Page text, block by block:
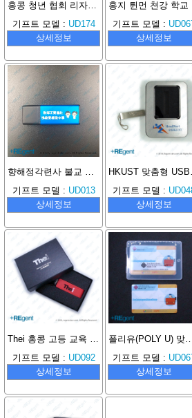
홍콩 청년 협회 리자오지 서원
기프트 모델 : UD174
상세정보
기프트 모델 :
상세정보
향해정각련사 불교 량치웨이 중학교 맞춤형 USB 메모리
기프트 모델 : UD013
상세정보
기프트 모델 :
상세정보
Thei 홍콩 고등 교육 과학 기술 대학 맞춤형 PU USB 메모리 선물
기프트 모델 : UD092
상세정보
폴리유(POLY U) 맞춤형
기프트 모델 :
상세정보